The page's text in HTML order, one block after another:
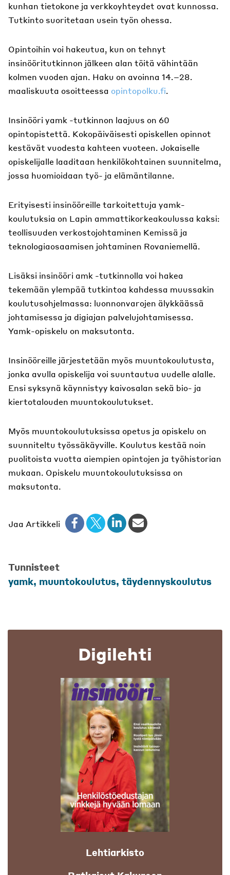
kunhan tietokone ja verkkoyhteydet ovat kunnossa.
Tutkinto suoritetaan usein työn ohessa.
Opintoihin voi hakeutua, kun on tehnyt
insinööritutkinnon jälkeen alan töitä vähintään
kolmen vuoden ajan. Haku on avoinna 14.–28.
maaliskuuta osoitteessa opintopolku.fi.
Insinööri yamk -tutkinnon laajuus on 60
opintopistettä. Kokopäiväisesti opiskellen opinnot
kestävät vuodesta kahteen vuoteen. Jokaiselle
opiskelijalle laaditaan henkilökohtainen suunnitelma,
jossa huomioidaan työ- ja elämäntilanne.
Erityisesti insinööreille tarkoitettuja yamk-
koulutuksia on Lapin ammattikorkeakoulussa kaksi:
teollisuuden verkostojohtaminen Kemissä ja
teknologiaosaamisen johtaminen Rovaniemellä.
Lisäksi insinööri amk -tutkinnolla voi hakea
tekemään ylempää tutkintoa kahdessa muussakin
koulutusohjelmassa: luonnonvarojen älykkäässä
johtamisessa ja digiajan palvelujohtamisessa.
Yamk-opiskelu on maksutonta.
Insinööreille järjestetään myös muuntokoulutusta,
jonka avulla opiskelija voi suuntautua uudelle alalle.
Ensi syksynä käynnistyy kaivosalan sekä bio- ja
kiertotalouden muuntokoulutukset.
Myös muuntokoulutuksissa opetus ja opiskelu on
suunniteltu työssäkäyville. Koulutus kestää noin
puolitoista vuotta aiempien opintojen ja työhistorian
mukaan. Opiskelu muuntokoulutuksissa on
maksutonta.
Jaa Artikkeli
Tunnisteet
yamk, muuntokoulutus, täydennyskoulutus
Digilehti
Lehtiarkisto